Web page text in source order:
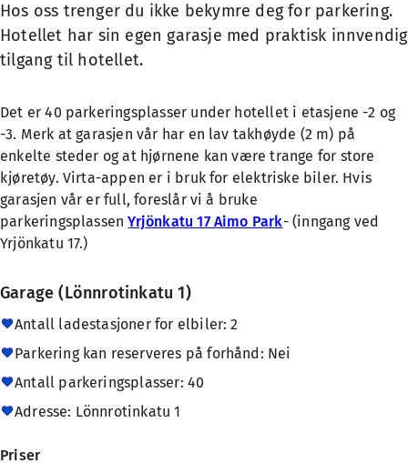
Hos oss trenger du ikke bekymre deg for parkering.
Hotellet har sin egen garasje med praktisk innvendig
tilgang til hotellet.
Det er 40 parkeringsplasser under hotellet i etasjene -2 og
-3. Merk at garasjen vår har en lav takhøyde (2 m) på
enkelte steder og at hjørnene kan være trange for store
kjøretøy. Virta-appen er i bruk for elektriske biler. Hvis
garasjen vår er full, foreslår vi å bruke
parkeringsplassenYrjönkatu 17 Aimo Park- (inngang ved
Yrjönkatu 17.)
Garage (Lönnrotinkatu 1)
Antall ladestasjoner for elbiler: 2
Parkering kan reserveres på forhånd: Nei
Antall parkeringsplasser: 40
Adresse: Lönnrotinkatu 1
Priser